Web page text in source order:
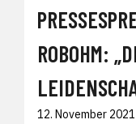
ROBOHM:
12. November 2021